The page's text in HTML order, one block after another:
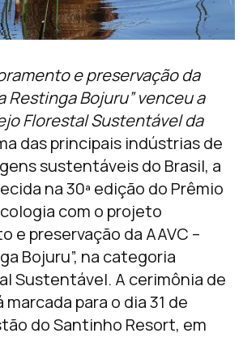
e preservação da
Restinga Bojuru” venceu a
Florestal Sustentável da
das principais indústrias de
sustentáveis do Brasil, a
na 30ª edição do Prêmio
com o projeto
e preservação da AAVC –
Bojuru”, na categoria
Sustentável. A cerimônia de
para o dia 31 de
do Santinho Resort, em